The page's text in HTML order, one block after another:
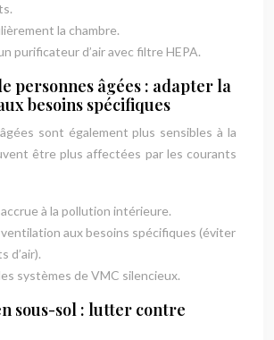
la chambre.
purificateur d’air avec filtre HEPA.
personnes âgées : adapter la
besoins spécifiques
sont également plus sensibles à la
être plus affectées par les courants
à la pollution intérieure.
aux besoins spécifiques (éviter
d’air).
systèmes de VMC silencieux.
sous-sol : lutter contre